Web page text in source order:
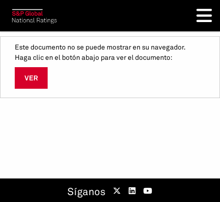
Este documento no se puede mostrar en su navegador.
Haga clic en el botón abajo para ver el documento:
VER
Síganos